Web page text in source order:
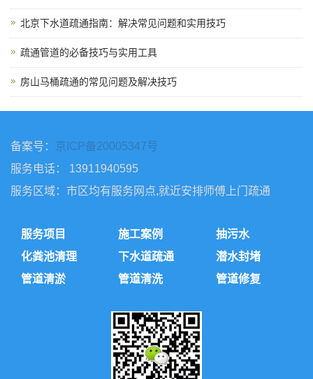
北京下水道疏通指南：解决常见问题和实用技巧
疏通管道的必备技巧与实用工具
房山马桶疏通的常见问题及解决技巧
备案号： 京ICP备20005347号
服务电话： 13911940595
服务区域：市区均有服务网点,就近安排师傅上门疏通
服务项目 施工案例
抽污水
化粪池清理
下水道疏通
潜水封堵
管道清淤
管道清洗 管道修复